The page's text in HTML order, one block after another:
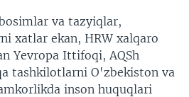
va tazyiqlar,
xatlar ekan, HRW xalqaro
Yevropa Ittifoqi, AQSh
tashkilotlarni O'zbekiston va
inson huquqlari